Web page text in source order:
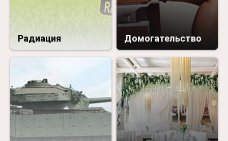
Радиация Домогательство